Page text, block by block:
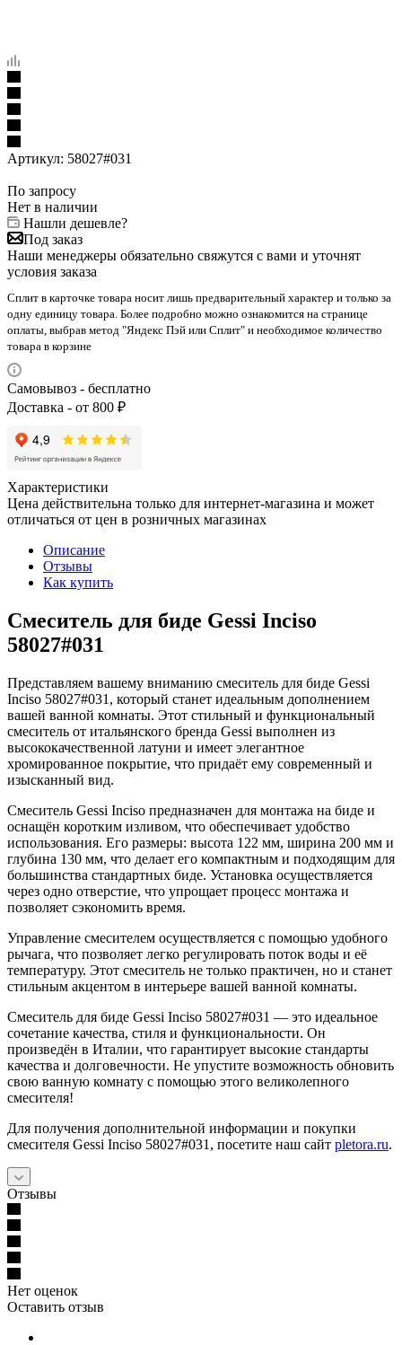
Артикул: 58027#031
По запросу
Нет в наличии
Нашли дешевле?
Под заказ
Наши менеджеры обязательно свяжутся с вами и уточнят
условия заказа
Сплит в карточке товара носит лишь предварительный характер и только за
одну единицу товара. Более подробно можно ознакомится на странице
оплаты, выбрав метод "Яндекс Пэй или Сплит" и необходимое количество
товара в корзине
Самовывоз - бесплатно
Доставка - от 800 ₽
Характеристики
Цена действительна только для интернет-магазина и может
отличаться от цен в розничных магазинах
Описание
Отзывы
Как купить
Смеситель для биде Gessi Inciso
58027#031
Представляем вашему вниманию смеситель для биде Gessi
Inciso 58027#031, который станет идеальным дополнением
вашей ванной комнаты. Этот стильный и функциональный
смеситель от итальянского бренда Gessi выполнен из
высококачественной латуни и имеет элегантное
хромированное покрытие, что придаёт ему современный и
изысканный вид.
Смеситель Gessi Inciso предназначен для монтажа на биде и
оснащён коротким изливом, что обеспечивает удобство
использования. Его размеры: высота 122 мм, ширина 200 мм и
глубина 130 мм, что делает его компактным и подходящим для
большинства стандартных биде. Установка осуществляется
через одно отверстие, что упрощает процесс монтажа и
позволяет сэкономить время.
Управление смесителем осуществляется с помощью удобного
рычага, что позволяет легко регулировать поток воды и её
температуру. Этот смеситель не только практичен, но и станет
стильным акцентом в интерьере вашей ванной комнаты.
Смеситель для биде Gessi Inciso 58027#031 — это идеальное
сочетание качества, стиля и функциональности. Он
произведён в Италии, что гарантирует высокие стандарты
качества и долговечности. Не упустите возможность обновить
свою ванную комнату с помощью этого великолепного
смесителя!
Для получения дополнительной информации и покупки
смесителя Gessi Inciso 58027#031, посетите наш сайт pletora.ru.
Отзывы
Нет оценок
Оставить отзыв